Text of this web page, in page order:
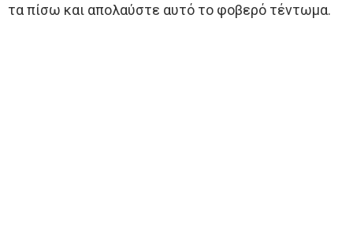
τα πίσω και απολαύστε αυτό το φοβερό τέντωμα.